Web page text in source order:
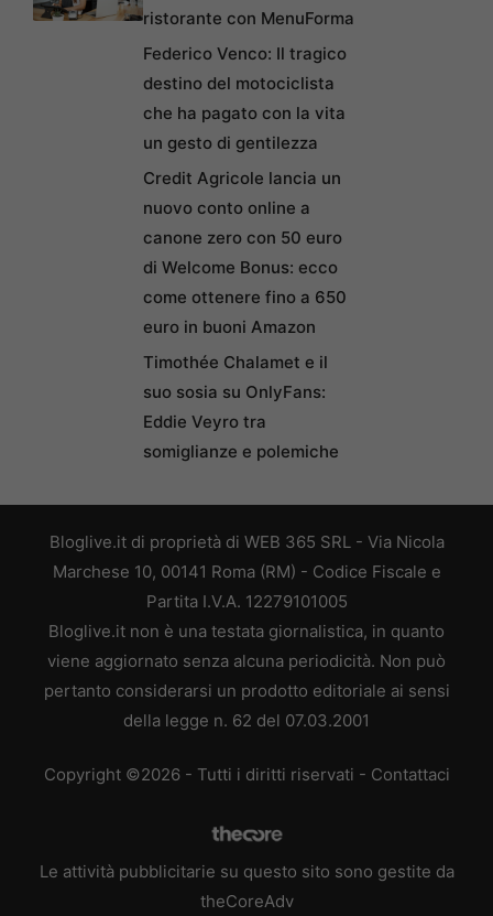
ristorante con MenuForma
Federico Venco: Il tragico
destino del motociclista
che ha pagato con la vita
un gesto di gentilezza
Credit Agricole lancia un
nuovo conto online a
canone zero con 50 euro
di Welcome Bonus: ecco
come ottenere fino a 650
euro in buoni Amazon
Timothée Chalamet e il
suo sosia su OnlyFans:
Eddie Veyro tra
somiglianze e polemiche
Bloglive.it di proprietà di WEB 365 SRL - Via Nicola
Marchese 10, 00141 Roma (RM) - Codice Fiscale e
Partita I.V.A. 12279101005
Bloglive.it non è una testata giornalistica, in quanto
viene aggiornato senza alcuna periodicità. Non può
pertanto considerarsi un prodotto editoriale ai sensi
della legge n. 62 del 07.03.2001
Copyright ©2026 - Tutti i diritti riservati - Contattaci
Le attività pubblicitarie su questo sito sono gestite da
theCoreAdv